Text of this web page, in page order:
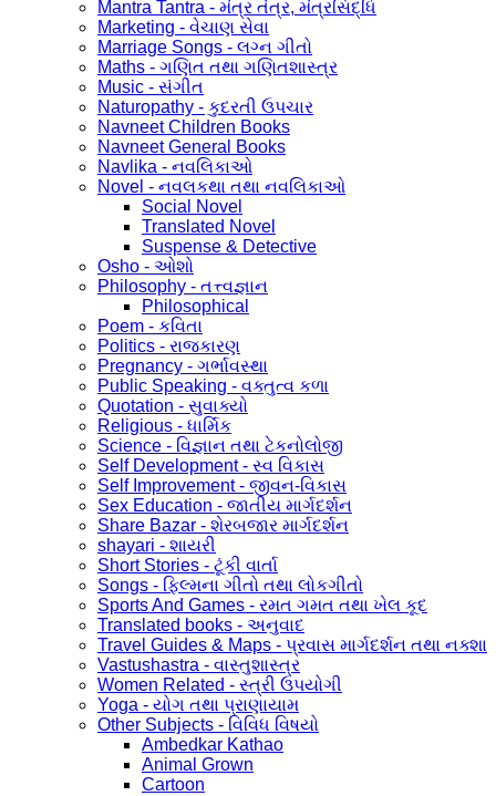
Mantra Tantra - મંત્ર તંત્ર, મંત્રસિદ્ધિ
Marketing - વેચાણ સેવા
Marriage Songs - લગ્ન ગીતો
Maths - ગણિત તથા ગણિતશાસ્ત્ર
Music - સંગીત
Naturopathy - કુદરતી ઉપચાર
Navneet Children Books
Navneet General Books
Navlika - નવલિકાઓ
Novel - નવલકથા તથા નવલિકાઓ
Social Novel
Translated Novel
Suspense & Detective
Osho - ઓશો
Philosophy - તત્ત્વજ્ઞાન
Philosophical
Poem - કવિતા
Politics - રાજકારણ
Pregnancy - ગર્ભાવસ્થા
Public Speaking - વક્તુત્વ કળા
Quotation - સુવાક્યો
Religious - ધાર્મિક
Science - વિજ્ઞાન તથા ટેકનોલોજી
Self Development - સ્વ વિકાસ
Self Improvement - જીવન-વિકાસ
Sex Education - જાતીય માર્ગદર્શન
Share Bazar - શેરબજાર માર્ગદર્શન
shayari - શાયરી
Short Stories - ટૂંકી વાર્તા
Songs - ફિલ્મના ગીતો તથા લોકગીતો
Sports And Games - રમત ગમત તથા ખેલ કૂદ
Translated books - અનુવાદ
Travel Guides & Maps - પ્રવાસ માર્ગદર્શન તથા નક્શા
Vastushastra - વાસ્તુશાસ્ત્ર
Women Related - સ્ત્રી ઉપયોગી
Yoga - યોગ તથા પ્રાણાયામ
Other Subjects - વિવિધ વિષયો
Ambedkar Kathao
Animal Grown
Cartoon